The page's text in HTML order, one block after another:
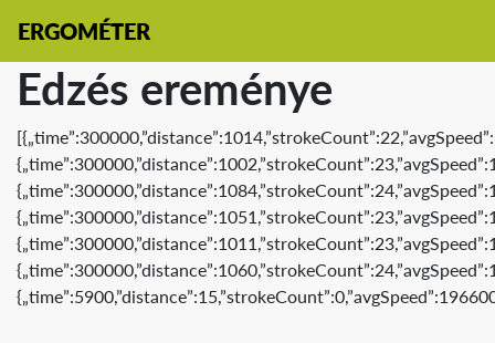
ERGOMÉTER
Edzés ereménye